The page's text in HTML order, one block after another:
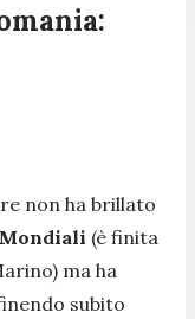
non ha brillato
Mondiali (è finita
ma ha
subito